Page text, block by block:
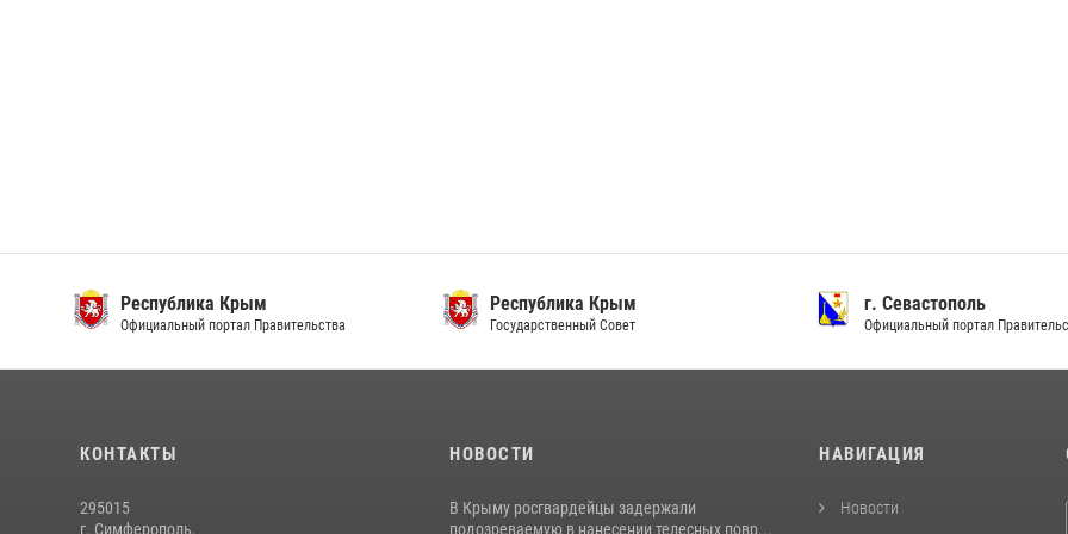
Республика Крым
Официальный портал Правительства
Республика Крым
Государственный Совет
г. Севастополь
Официальный портал
КОНТАКТЫ
295015
г. Симферополь,
НОВОСТИ
В Крыму росгвардейцы задержали
подозреваемую в нанесении телесных повр...
НАВИГАЦИЯ
Новости